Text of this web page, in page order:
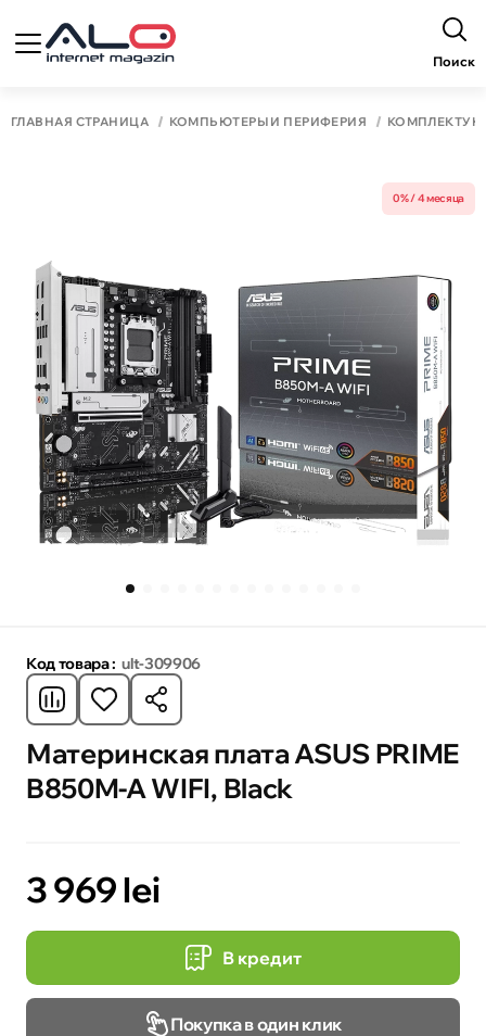
Поиск
ГЛАВНАЯ СТРАНИЦА КОМПЬЮТЕРЫ И ПЕРИФЕРИЯ
0% / 4 месяца
Код товара : ult-309906
Материнская плата ASUS PRIME
B850M-A WIFI, Black
3 969 lei
В кредит
Покупка в один клик